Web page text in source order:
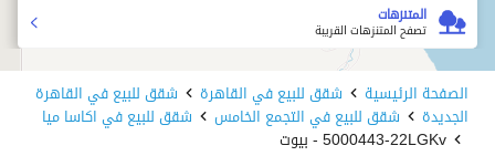
المتنزهات
تصفح المتنزهات القريبة
الصفحة الرئيسية شقق للبيع في القاهرة شقق للبيع في القاهرة
الجديدة شقق للبيع في التجمع الخامس شقق للبيع في اكاسا ميا
5000443-22LGKv - بيوت